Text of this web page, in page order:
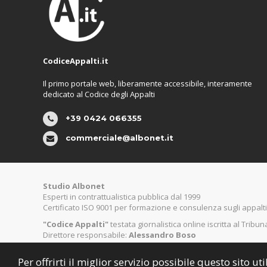
Per offrirti il miglior servizio possibile questo sito
CodiceAppalti.it
Il primo portale web, liberamente accessibile, interamente
dedicato al Codice degli Appalti
+39 0424 066355
commerciale@albonet.it
Studio Albonet
Esperti in contrattualistica pubblica dal 1999
Certificato ISO 9001 per formazione e consulenza sugli appalti
"Codice Appalti"testata giornalistica online iscritta al
Direttore responsabile: Alessandro Boso